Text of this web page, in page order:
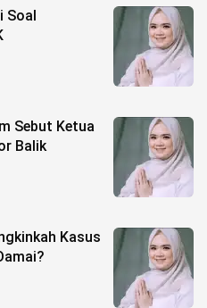
Soal
Sebut Ketua
Balik
Kasus